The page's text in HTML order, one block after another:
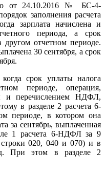
от 24.10.2016 № БС-4-
заполнения расчета
зарплата начислена и
периода, а срок
другом отчетном периоде.
30 сентября, а срок
срок уплаты налога
периоде, операция,
и перечислением НДФЛ,
в разделе 2 расчета 6-
периоде, в котором она
за сентябрь, выплаченная
1 расчета 6-НДФЛ за 9
строки 020, 040 и 070) и в
При этом в разделе 2